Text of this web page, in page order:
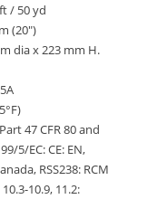
/ 50 yd
(20″)
dia x 223 mm H.
47 CFR 80 and
5/EC: CE: EN,
RSS238: RCM
10.9, 11.2: